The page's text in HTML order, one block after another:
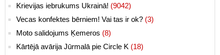
Krievijas iebrukums Ukrainā! (9042)
Vecas konfektes bērniem! Vai tas ir ok? (3)
Moto salidojums Ķemeros (8)
Kārtējā avārija Jūrmalā pie Circle K (18)